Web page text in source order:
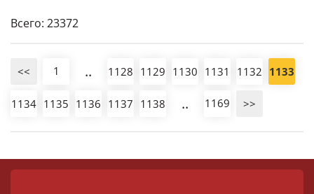
Всего: 23372
<< 1 .. 1128 1129 1130 1131 1132 1133
1134 1135 1136 1137 1138 .. 1169 >>